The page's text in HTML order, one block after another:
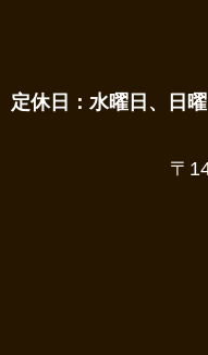
定休日：水曜日、日
〒